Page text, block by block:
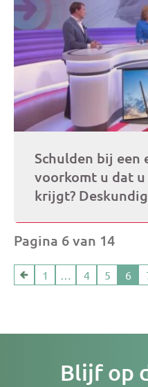
Schulden bij een
voorkomt u dat
krijgt?
Pagina 6 van 14
1 … 4 5 6
Blijf op